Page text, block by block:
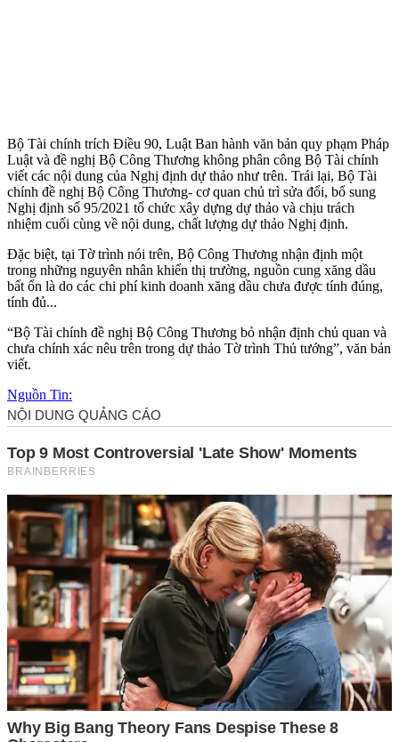
Bộ Tài chính trích Điều 90, Luật Ban hành văn bản quy phạm Pháp
Luật và đề nghị Bộ Công Thương không phân công Bộ Tài chính
viết các nội dung của Nghị định dự thảo như trên. Trái lại, Bộ Tài
chính đề nghị Bộ Công Thương- cơ quan chủ trì sửa đổi, bổ sung
Nghị định số 95/2021 tổ chức xây dựng dự thảo và chịu trách
nhiệm cuối cùng về nội dung, chất lượng dự thảo Nghị định.
Đặc biệt, tại Tờ trình nói trên, Bộ Công Thương nhận định một
trong những nguyên nhân khiến thị trường, nguồn cung xăng dầu
bất ổn là do các chi phí kinh doanh xăng dầu chưa được tính đúng,
tính đủ...
“Bộ Tài chính đề nghị Bộ Công Thương bỏ nhận định chủ quan và
chưa chính xác nêu trên trong dự thảo Tờ trình Thủ tướng”, văn bản
viết.
Nguồn Tin: